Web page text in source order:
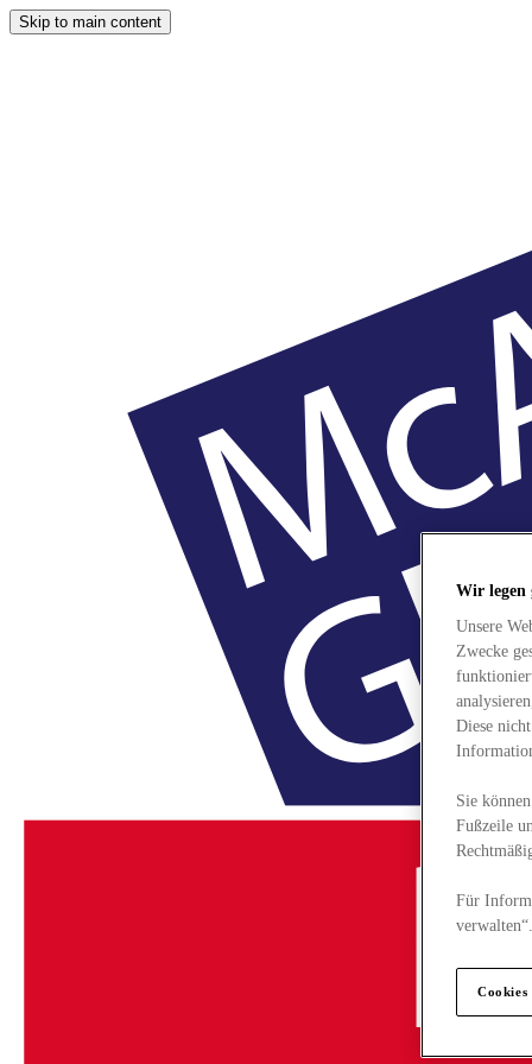
Skip to main content
Wir legen
Unsere
Zwecke
Diese
Sie
Fußzeile
Für
verwalten“.
Cookies